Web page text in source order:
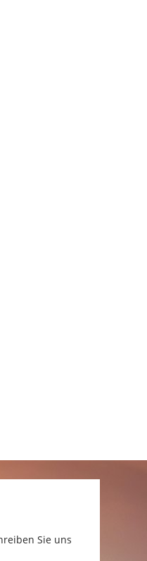
Sie uns